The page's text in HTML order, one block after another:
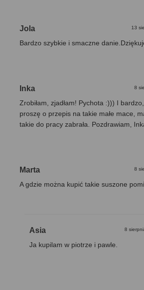
Jola 13
Bardzo szybkie i smaczne
Inka 8
Zrobiłam, zjadłam! Pychota :))) I
proszę o przepis na takie małe mace,
takie do pracy zabrała. Pozdrawiam,
Marta 8
A gdzie można kupić takie suszone
Asia 8
Ja kupilam w piotrze i pawle.